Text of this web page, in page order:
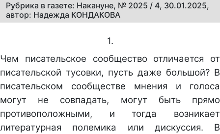
Рубрика в газете: Накануне, № 2025 / 4, 30.01.2025,
автор: Надежда КОНДАКОВА
1.
Чем писательское сообщество отличается от
писательской тусовки, пусть даже большой? В
писательском сообществе мнения и голоса
могут не совпадать, могут быть прямо
противоположными, и тогда возникает
литературная полемика или дискуссия. В